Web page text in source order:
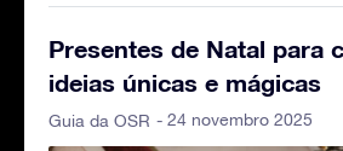
Presentes de Natal para
ideias únicas e mágicas
Guia da OSR - 24 novembro 2025